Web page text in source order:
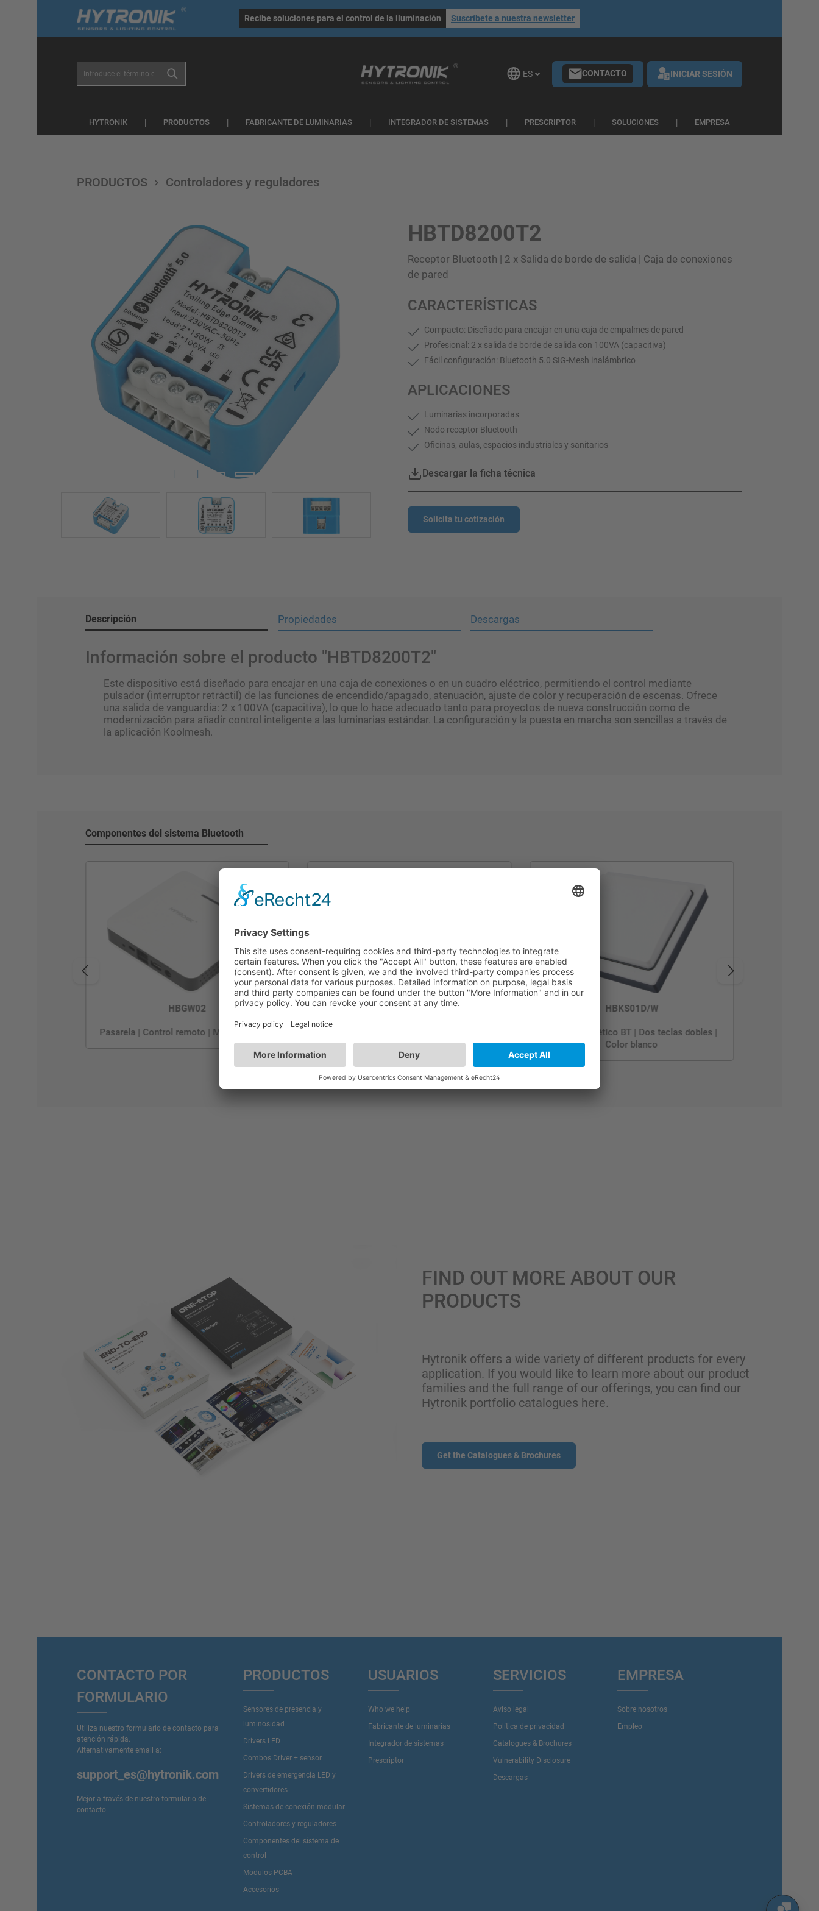
general.skipToNavigation
Recibe soluciones para el control de la iluminación Suscríbete a nuestra newsletter
ES CONTACTO INICIAR SESIÓN
HYTRONIK FABRICANTE DE LUMINARIAS INTEGRADOR DE SISTEMAS PRESCRIPTOR SOLUCIONES EMPRESA
PRODUCTOS Controladores y reguladores
HBTD8200T2
Receptor Bluetooth | 2 x Salida de borde de salida | Caja de conexiones
de pared
CARACTERÍSTICAS
Compacto: Diseñado para encajar en una caja de empalmes de pared
Profesional: 2 x salida de borde de salida con 100VA (capacitiva)
Fácil configuración: Bluetooth 5.0 SIG-Mesh inalámbrico
APLICACIONES
Luminarias incorporadas
Nodo receptor Bluetooth
Oficinas, aulas, espacios industriales y sanitarios
Descargar la ficha técnica
Solicita tu cotización
Descripción Propiedades Descargas
Información sobre el producto "HBTD8200T2"
Este dispositivo está diseñado para encajar en una caja de conexiones o en un cuadro eléctrico, permitiendo el control mediante
pulsador (interruptor retráctil) de las funciones de encendido/apagado, atenuación, ajuste de color y recuperación de escenas. Ofrece
una salida de vanguardia: 2 x 100VA (capacitiva), lo que lo hace adecuado tanto para proyectos de nueva construcción como de
modernización para añadir control inteligente a las luminarias estándar. La configuración y la puesta en marcha son sencillas a través de
la aplicación Koolmesh.
Componentes del sistema Bluetooth
HBGW02
Pasarela | Control remoto | Monitorización
HBKS01/W
Color blanco
HBKS01D/W
Pulsador cinético BT | Dos teclas dobles |
Color blanco
FIND OUT MORE ABOUT OUR
PRODUCTS
Hytronik offers a wide variety of different products for every
application. If you would like to learn more about our product
families and the full range of our offerings, you can find our
Hytronik portfolio catalogues here.
Get the Catalogues & Brochures
CONTACTO POR
FORMULARIO
Utiliza nuestro formulario de contacto para
atención rápida.
Alternativamente email a:
support_es@hytronik.com
Mejor a través de nuestro formulario de
contacto.
PRODUCTOS
Sensores de presencia y
luminosidad
Drivers LED
Combos Driver + sensor
Drivers de emergencia LED y
convertidores
Sistemas de conexión modular
Controladores y reguladores
Componentes del sistema de
control
Modulos PCBA
Accesorios
USUARIOS
Who we help
Fabricante de luminarias
Integrador de sistemas
Prescriptor
SERVICIOS
Aviso legal
Política de privacidad
Catalogues & Brochures
Vulnerability Disclosure
Descargas
EMPRESA
Sobre nosotros
Empleo